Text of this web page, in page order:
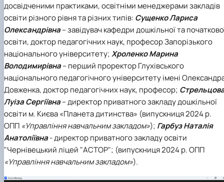
досвідченими практиками, освітніми менеджерами закладів
освіти різного рівня та різних типів: Сущенко Лариса
Олександрівна– завідувач кафедри дошкільної та
освіти, доктор педагогічних наук, професор Запорізького
національного університету; Хроленко Марина
Володимирівна– перший проректор Глухівського
національного педагогічного університету імені
Довженка, доктор педагогічних наук, професор;
Луіза Сергіївна– директор приватного закладу дошкільної
освіти м. Києва «Планета дитинства» (випускниця 2024 р.
ОПП «Управління навчальним закладом»); Гарбуз Наталія
Анатоліївна- директор приватного закладу освіти
"Чернівецький ліцей "АСТОР"; (випускниця 2024 р. ОПП
«Управління навчальним закладом»).